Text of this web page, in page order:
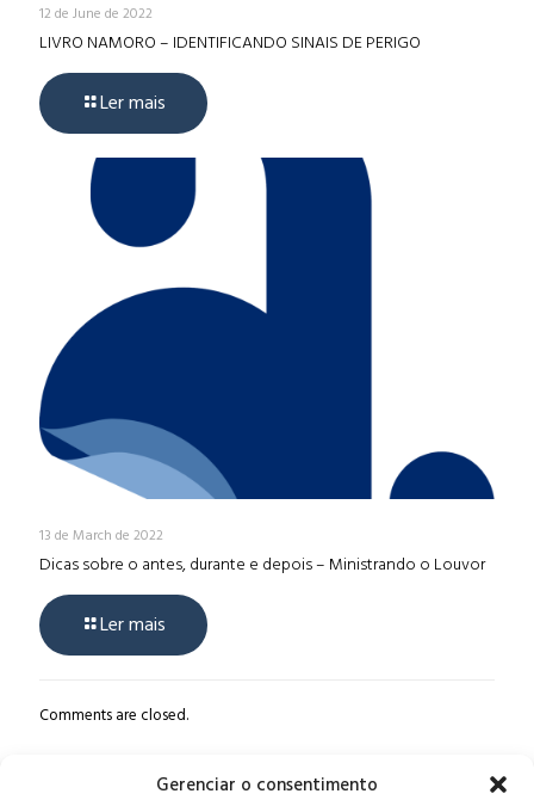
Gerenciar o consentimento
12 de June de 2022
LIVRO NAMORO – IDENTIFICANDO SINAIS DE PERIGO
Ler mais
13 de March de 2022
Dicas sobre o antes, durante e depois – Ministrando o Louvor
Ler mais
Comments are closed.